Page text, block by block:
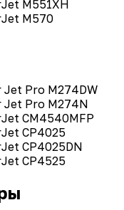
M551XH
M570
Jet Pro M274DW
Jet Pro M274N
CM4540MFP
CP4025
CP4025DN
CP4525